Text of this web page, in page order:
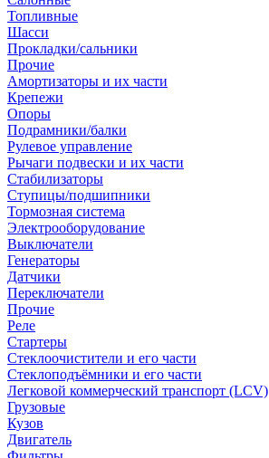
Топливные
Шасси
Прокладки/сальники
Прочие
Амортизаторы и их части
Крепежи
Опоры
Подрамники/балки
Рулевое управление
Рычаги подвески и их части
Стабилизаторы
Ступицы/подшипники
Тормозная система
Электрооборудование
Выключатели
Генераторы
Датчики
Переключатели
Прочие
Реле
Стартеры
Стеклоочистители и его части
Стеклоподъёмники и его части
Легковой коммерческий транспорт (LCV)
Грузовые
Кузов
Двигатель